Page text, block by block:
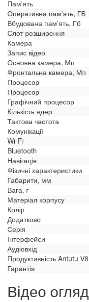
Пам'ять
Оперативна пам'ять, ГБ
Вбудована пам'ять, Гб
Слот розширення
Камера
Запис відео
Основна камера, Мп
Фронтальна камера, Мп
Процесор
Процесор
Графічний процесор
Кількість ядер
Тактова частота
Комунікації
Wi-Fi
Bluetooth
Навігація
Фізичні характеристики
Габарити, мм
Вага, г
Матеріал корпусу
Колір
Додатково
Серія
Інтерфейси
Аудіовхід
Продуктивність Antutu V8
Гарантія
Відео огляд